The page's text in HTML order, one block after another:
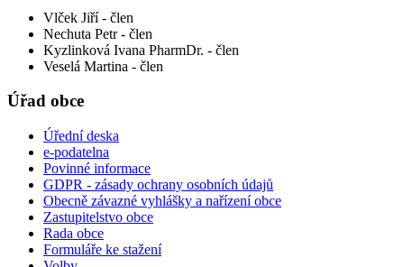
Vlček Jiří - člen
Nechuta Petr - člen
Kyzlinková Ivana PharmDr. - člen
Veselá Martina - člen
Úřad obce
Úřední deska
e-podatelna
Povinné informace
GDPR - zásady ochrany osobních údajů
Obecně závazné vyhlášky a nařízení obce
Zastupitelstvo obce
Rada obce
Formuláře ke stažení